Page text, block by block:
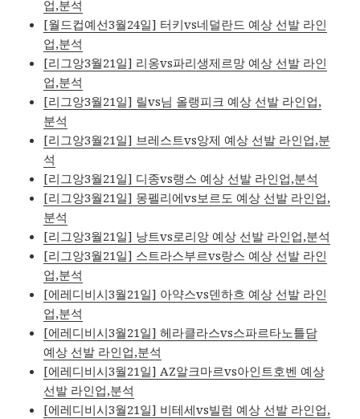
업,분석
[월드컵예선3월24일] 터키vs네덜란드 예상 선발 라인
업,분석
[리그앙3월21일] 리옹vs파리생제르망 예상 선발 라인
업,분석
[리그앙3월21일] 릴vs님 올랭피크 예상 선발 라인업,
분석
[리그앙3월21일] 브레스트vs앙제 예상 선발 라인업,분
석
[리그앙3월21일] 디종vs랭스 예상 선발 라인업,분석
[리그앙3월21일] 몽펠리에vs보르도 예상 선발 라인업,
분석
[리그앙3월21일] 낭트vs로리앙 예상 선발 라인업,분석
[리그앙3월21일] 스트라스부르vs랑스 예상 선발 라인
업,분석
[에레디비시3월21일] 아약스vs덴하흐 예상 선발 라인
업,분석
[에레디비시3월21일] 헤라클라스vs스파르타노틀담
예상 선발 라인업,분석
[에레디비시3월21일] AZ알크마르vs아인트호벤 예상
선발 라인업,분석
[에레디비시3월21일] 비테세vs빌럼 예상 선발 라인업,